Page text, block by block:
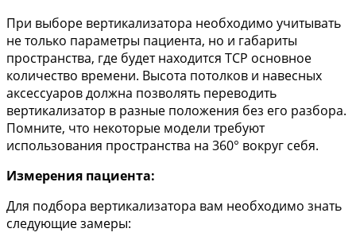
При выборе вертикализатора необходимо учитывать
не только параметры пациента, но и габариты
пространства, где будет находится ТСР основное
количество времени. Высота потолков и навесных
аксессуаров должна позволять переводить
вертикализатор в разные положения без его разбора.
Помните, что некоторые модели требуют
использования пространства на 360° вокруг себя.
Измерения пациента:
Для подбора вертикализатора вам необходимо знать
следующие замеры: